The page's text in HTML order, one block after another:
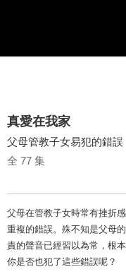
真愛在我家
父母管教子女易犯的錯誤
全 77 集
父母在管教子女時常有挫折
重複的錯誤。殊不知是父母
責的聲音已經習以為常，根
你是否也犯了這些錯誤呢？